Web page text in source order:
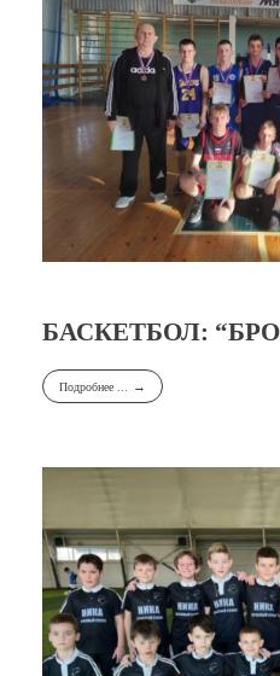
БАСКЕТБОЛ:
Подробнее ...